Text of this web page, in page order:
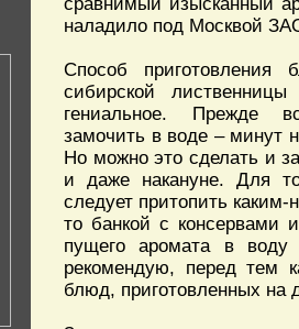
наладило под Москвой
Способ
сибирской
гениальное. Прежде
замочить в воде – минут
Но можно это сделать и
и даже накануне. Для
следует притопить
то банкой с консервами
пущего аромата в
рекомендую, перед тем
блюд, приготовленных на